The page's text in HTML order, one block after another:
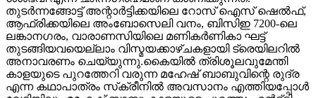
തുടര്‍ന്നങ്ങോട്ട് അന്റാര്‍ട്ടിക്കയിലെ റോസ് ഐസ് ഷെല്‍ഫ്,
ആഫ്രിക്കയിലെ അംബോസെലി വനം, ബിസിഇ 7200-ലെ
ലങ്കാനഗരം, വാരാണസിയിലെ മണികര്‍ണികാ ഘട്ട്
തുടങ്ങിയവയെല്ലാം വിസ്മയക്കാഴ്ചകളായി ട്രെയിലറില്‍
അനാവരണം ചെയ്യുന്നു.കൈയില്‍ ത്രിശൂലവുമേന്തി
കാളയുടെ പുറത്തേറി വരുന്ന മഹേഷ് ബാബുവിന്റെ രുദ്ര
എന്ന കഥാപാത്രം സ്‌ക്രീനിൽ അവസാനം എത്തിയപ്പോൾ